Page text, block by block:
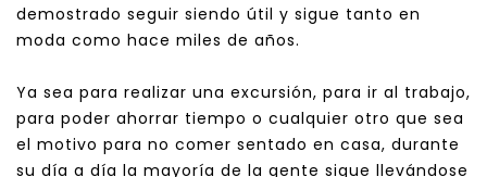
demostrado seguir siendo útil y sigue tanto en
moda como hace miles de años.
Ya sea para realizar una excursión, para ir al trabajo,
para poder ahorrar tiempo o cualquier otro que sea
el motivo para no comer sentado en casa, durante
su día a día la mayoría de la gente sigue llevándose